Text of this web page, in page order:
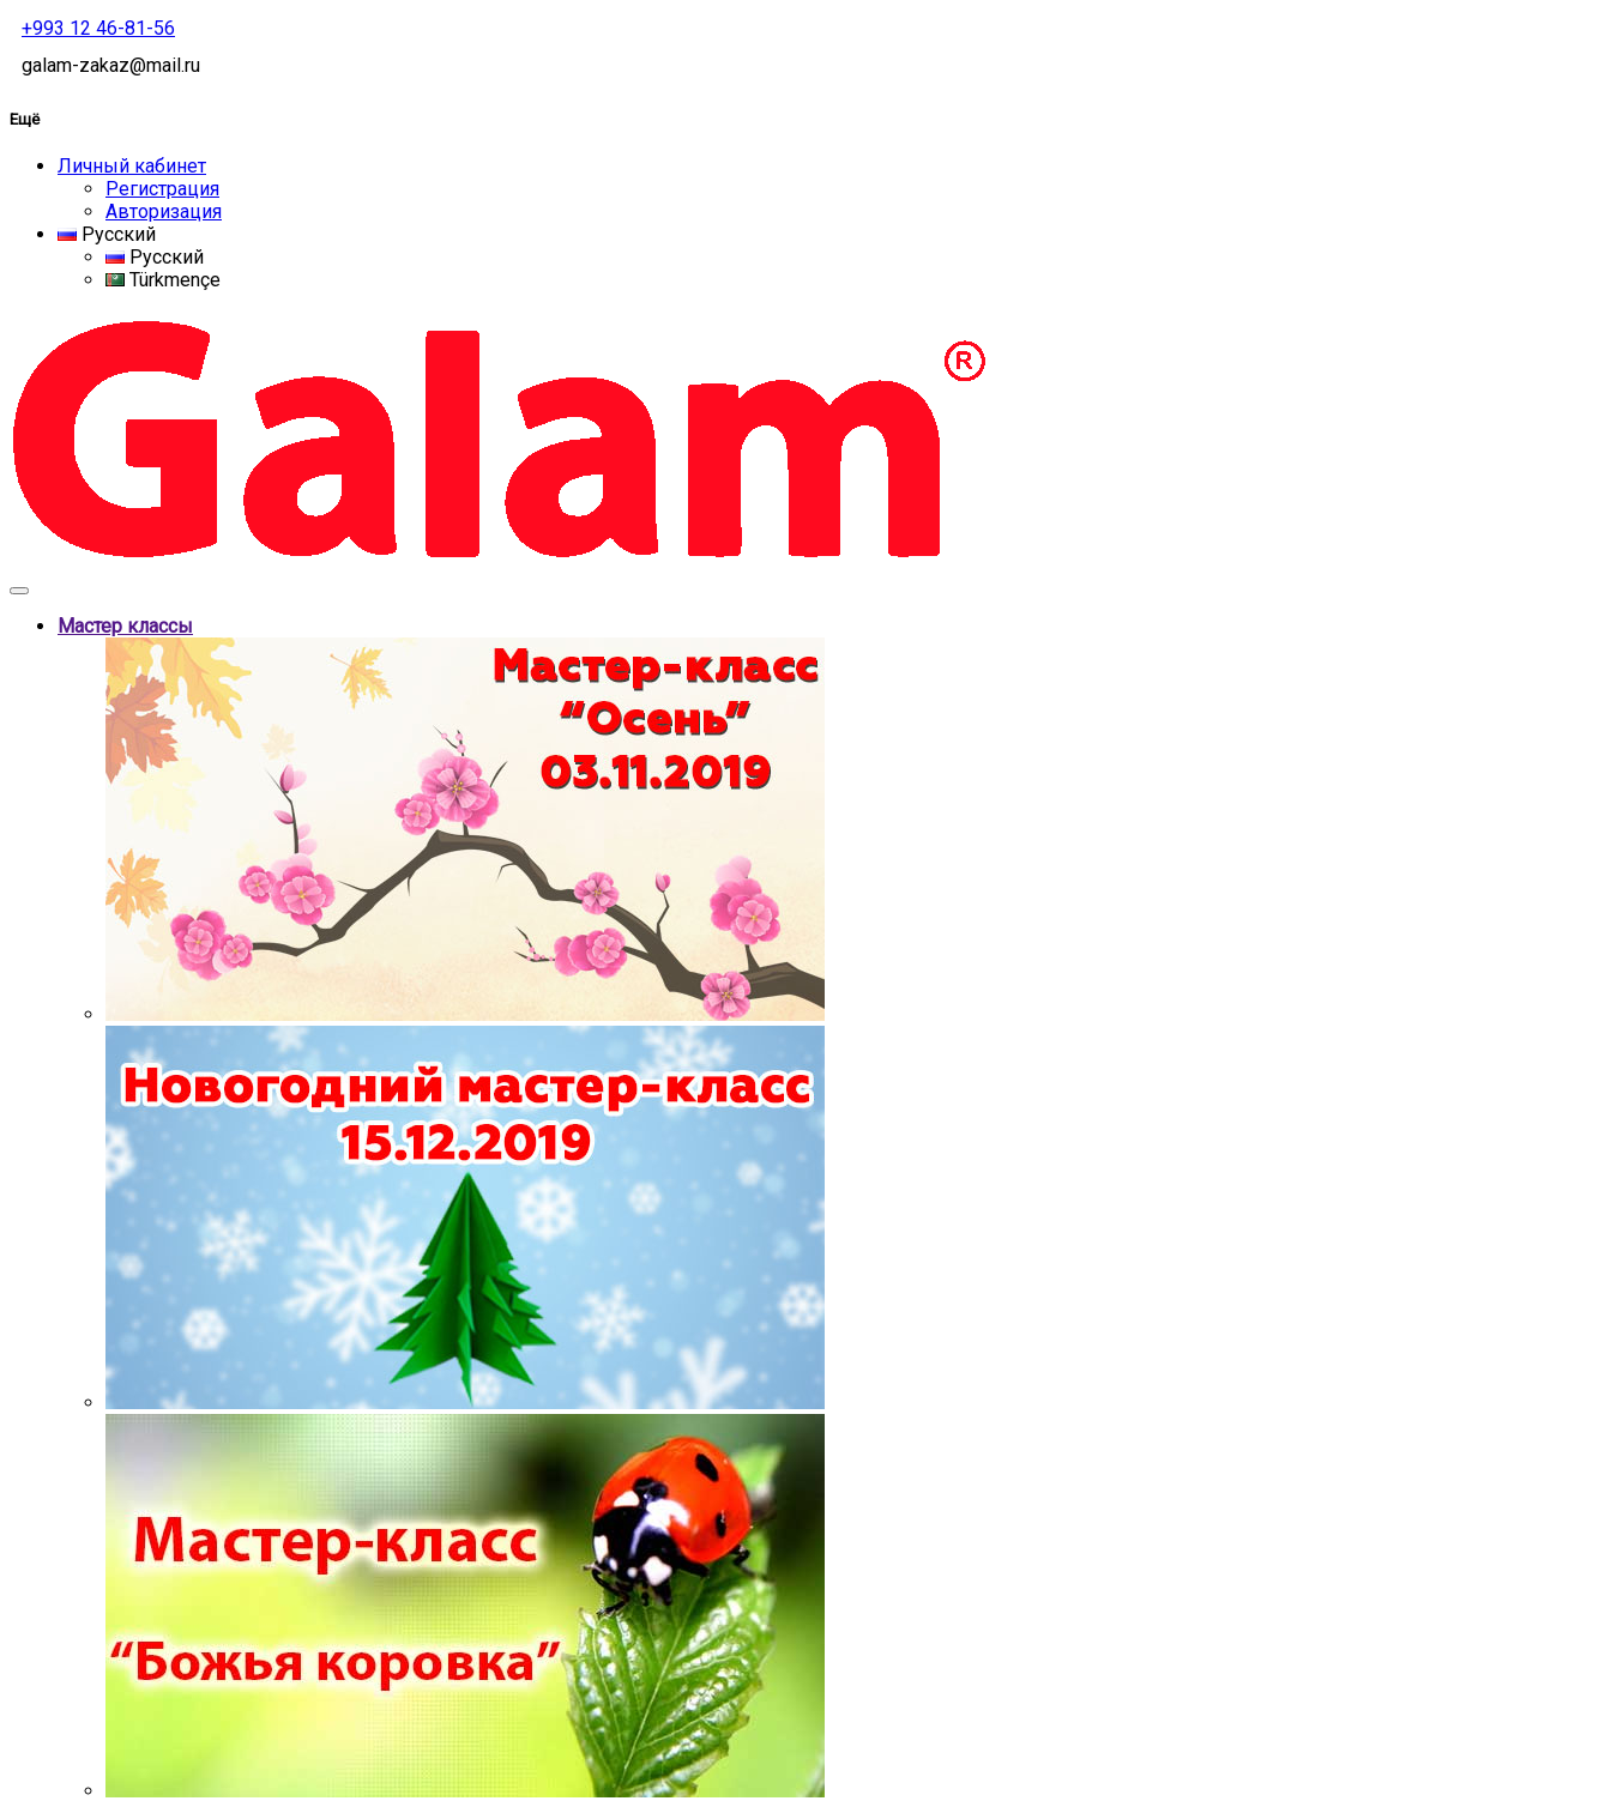
+993 12 46-81-56
galam-zakaz@mail.ru
Ещё
Личный кабинет
Регистрация
Авторизация
Русский
Русский
Türkmençe
Мастер классы